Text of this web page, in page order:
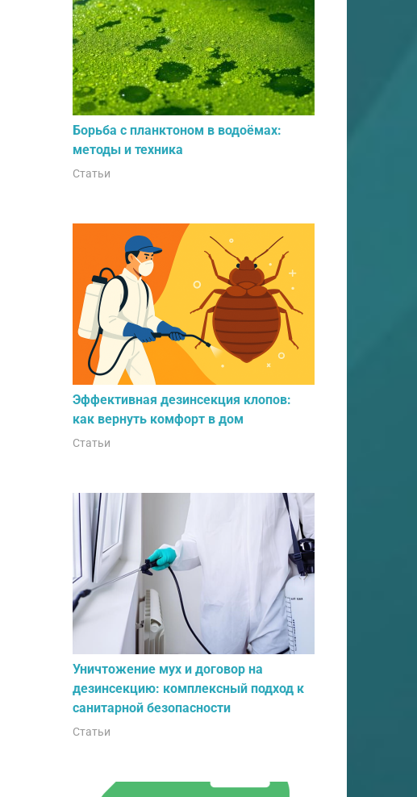
Борьба с планктоном в водоёмах:
методы и техника
Статьи
Эффективная дезинсекция клопов:
как вернуть комфорт в дом
Статьи
Уничтожение мух и договор на
дезинсекцию: комплексный подход к
санитарной безопасности
Статьи